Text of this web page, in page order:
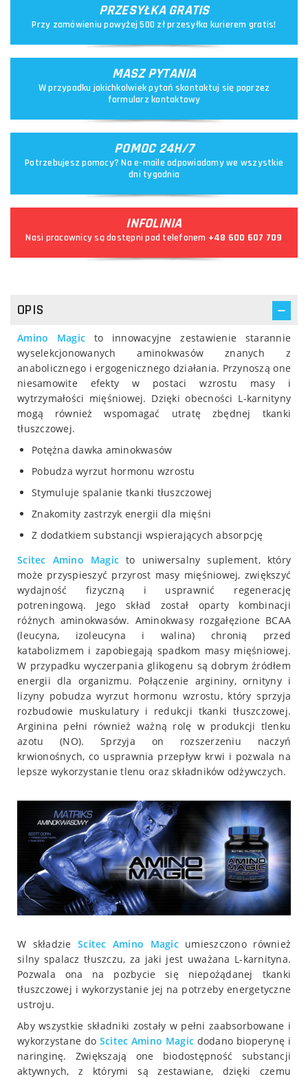
PRZESYŁKA GRATIS
Przy zamówieniu powyżej 500 zł przesyłka kurierem gratis!
MASZ PYTANIA
W przypadku jakichkolwiek pytań skontaktuj się poprzez
formularz kontaktowy
POMOC 24H/7
Potrzebujesz pomocy? Na e-maile odpowiadamy we wszystkie
dni tygodnia
INFOLINIA
Nasi pracownicy są dostępni pod telefonem +48 600 607 709
OPIS
Amino Magic to innowacyjne zestawienie starannie
wyselekcjonowanych aminokwasów znanych z
anabolicznego i ergogenicznego działania. Przynoszą one
niesamowite efekty w postaci wzrostu masy i
wytrzymałości mięśniowej. Dzięki obecności L-karnityny
mogą również wspomagać utratę zbędnej tkanki
tłuszczowej.
Potężna dawka aminokwasów
Pobudza wyrzut hormonu wzrostu
Stymuluje spalanie tkanki tłuszczowej
Znakomity zastrzyk energii dla mięśni
Z dodatkiem substancji wspierających absorpcję
Scitec Amino Magic to uniwersalny suplement, który
może przyspieszyć przyrost masy mięśniowej, zwiększyć
wydajność fizyczną i usprawnić regenerację
potreningową. Jego skład został oparty kombinacji
różnych aminokwasów. Aminokwasy rozgałęzione BCAA
(leucyna, izoleucyna i walina) chronią przed
katabolizmem i zapobiegają spadkom masy mięśniowej.
W przypadku wyczerpania glikogenu są dobrym źródłem
energii dla organizmu. Połączenie argininy, ornityny i
lizyny pobudza wyrzut hormonu wzrostu, który sprzyja
rozbudowie muskulatury i redukcji tkanki tłuszczowej.
Arginina pełni również ważną rolę w produkcji tlenku
azotu (NO). Sprzyja on rozszerzeniu naczyń
krwionośnych, co usprawnia przepływ krwi i pozwala na
lepsze wykorzystanie tlenu oraz składników odżywczych.
W składzie Scitec Amino Magic umieszczono również
silny spalacz tłuszczu, za jaki jest uważana L-karnityna.
Pozwala ona na pozbycie się niepożądanej tkanki
tłuszczowej i wykorzystanie jej na potrzeby energetyczne
ustroju.
Aby wszystkie składniki zostały w pełni zaabsorbowane i
wykorzystane do Scitec Amino Magic dodano bioperynę i
naringinę. Zwiększają one biodostępność substancji
aktywnych, z którymi są zestawiane, dzięki czemu